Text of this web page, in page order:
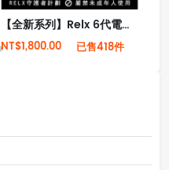
【全新系列】Relx 6代電子菸宙斯 悅刻Infinity Pro 2六代煙機(可調大/小煙量) 支持Relx 4/5代煙彈通用 (下訂秒發貨)
NT$1,800.00 已售418件